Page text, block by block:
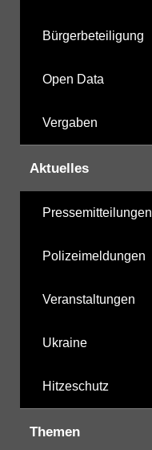
Bürgerbeteiligung
Open Data
Vergaben
Aktuelles
Pressemitteilungen
Polizeimeldungen
Veranstaltungen
Ukraine
Hitzeschutz
Themen